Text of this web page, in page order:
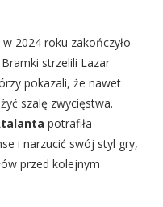
2024 roku zakończyło
Bramki strzelili Lazar
pokazali, że nawet
szalę zwycięstwa.
potrafiła
i narzucić swój styl gry,
przed kolejnym